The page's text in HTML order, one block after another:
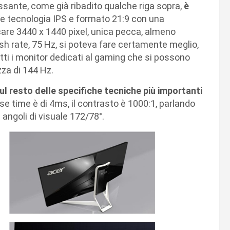
come già ribadito qualche riga sopra, è
tecnologia IPS e formato 21:9 con una
3440 x 1440 pixel, unica pecca, almeno
rate, 75 Hz, si poteva fare certamente meglio,
i monitor dedicati al gaming che si possono
di 144 Hz.
resto delle specifiche tecniche più importanti
time è di 4ms, il contrasto è 1000:1, parlando
di visuale 172/78°.